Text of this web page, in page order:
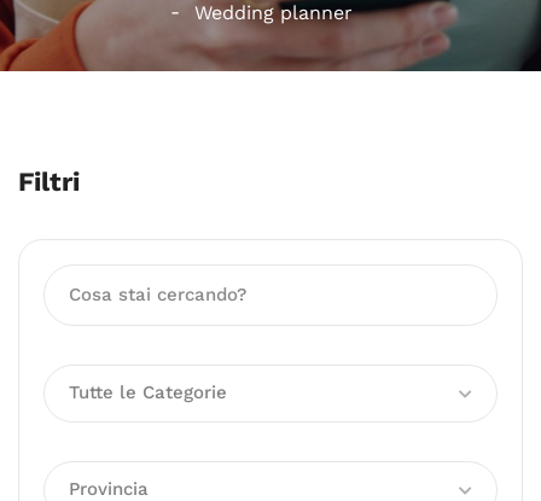
Wedding planner
Filtri
Tutte le Categorie
Provincia